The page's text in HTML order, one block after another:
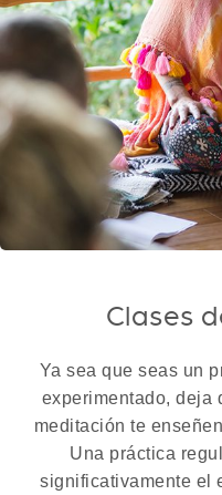
Clases
Ya sea que seas un
experimentado, deja
meditación te
Una práctica
significativamente el